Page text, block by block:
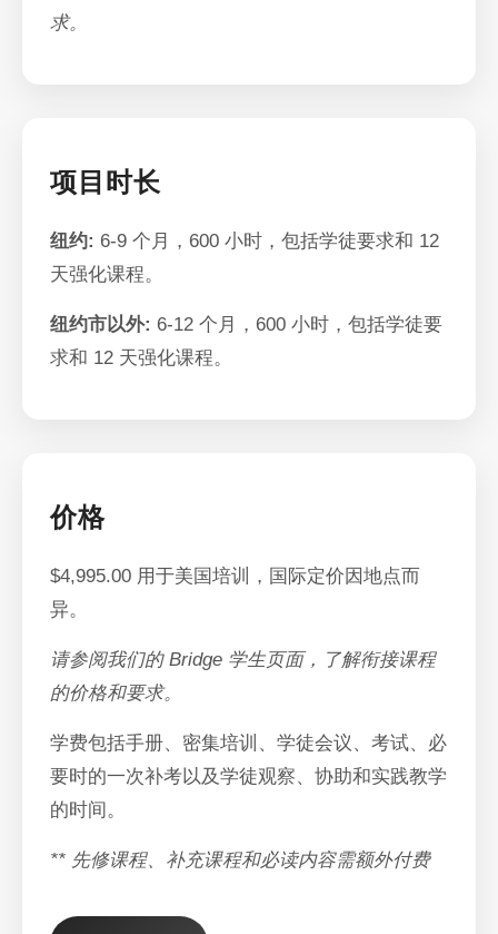
求。
项目时长
纽约: 6-9 个月，600 小时，包括学徒要求和 12
天强化课程。
纽约市以外: 6-12 个月，600 小时，包括学徒要
求和 12 天强化课程。
价格
$4,995.00 用于美国培训，国际定价因地点而
异。
请参阅我们的 Bridge 学生页面，了解衔接课程
的价格和要求。
学费包括手册、密集培训、学徒会议、考试、必
要时的一次补考以及学徒观察、协助和实践教学
的时间。
** 先修课程、补充课程和必读内容需额外付费